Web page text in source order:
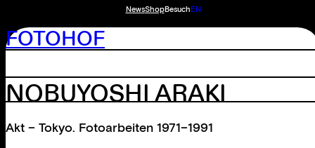
NewsShopBesuchEN
FOTOHOF
NOBUYOSHI ARAKI
Akt – Tokyo. Fotoarbeiten 1971–1991